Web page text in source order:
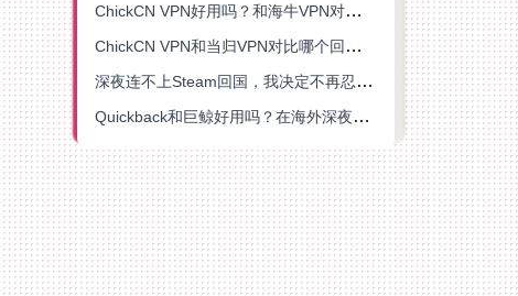
ChickCN VPN好用吗？和海牛VPN对比哪个回国效果更好？
ChickCN VPN和当归VPN对比哪个回国效果更好？海外党亲测后选了它
深夜连不上Steam回国，我决定不再忍受这数字鸿沟
Quickback和巨鲸好用吗？在海外深夜想刷B站、追爱奇艺的你，或许正需要这份答案